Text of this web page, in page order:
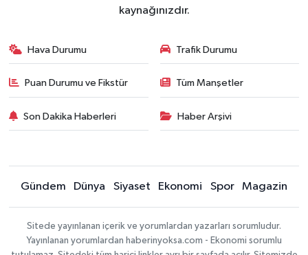
kaynağınızdır.
Hava Durumu Trafik Durumu
Puan Durumu ve Fikstür Tüm Manşetler
Son Dakika Haberleri Haber Arşivi
Gündem Dünya Siyaset Ekonomi Spor Magazin
Sitede yayınlanan içerik ve yorumlardan yazarları sorumludur.
Yayınlanan yorumlardan haberinyoksa.com - Ekonomi sorumlu